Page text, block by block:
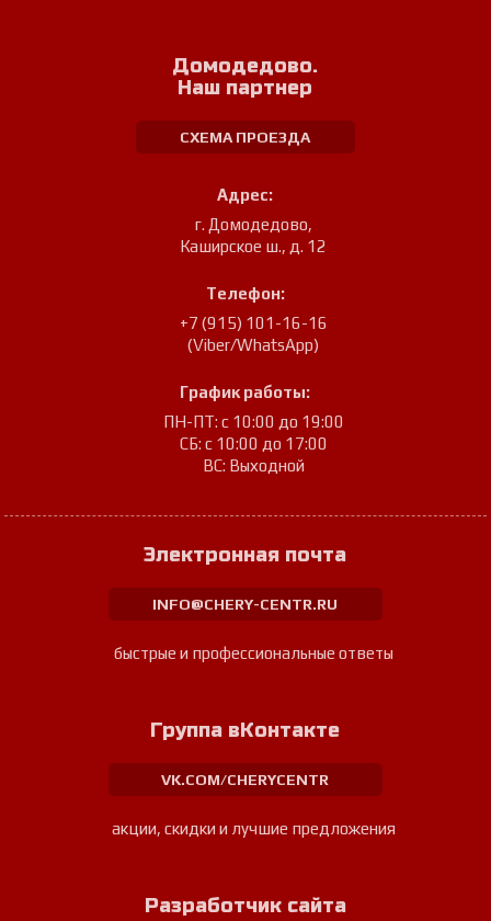
Домодедово.
Наш партнер
СХЕМА ПРОЕЗДА
Адрес:
г. Домодедово,
Каширское ш., д. 12
Телефон:
+7 (915) 101-16-16
(Viber/WhatsApp)
График работы:
ПН-ПТ: с 10:00 до 19:00
СБ: с 10:00 до 17:00
ВС: Выходной
Электронная почта
INFO@CHERY-CENTR.RU
быстрые и профессиональные ответы
Группа вКонтакте
VK.COM/CHERYCENTR
акции, скидки и лучшие предложения
Разработчик сайта